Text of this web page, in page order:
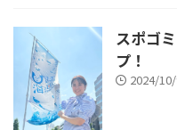
スポゴ
プ！
2024/